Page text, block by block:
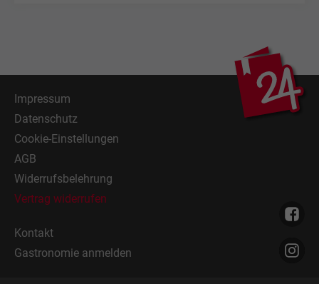
Impressum
Datenschutz
Cookie-Einstellungen
AGB
Widerrufsbelehrung
Vertrag widerrufen
Kontakt
Gastronomie anmelden